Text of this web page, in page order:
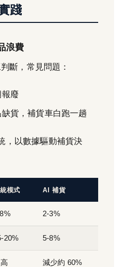
踐
浪費
斷，常見問題：
廢
貨，補貨車白跑一趟
，以數據驅動補貨決
模式 AI 補貨
2-3%
20% 5-8%
減少約 60%